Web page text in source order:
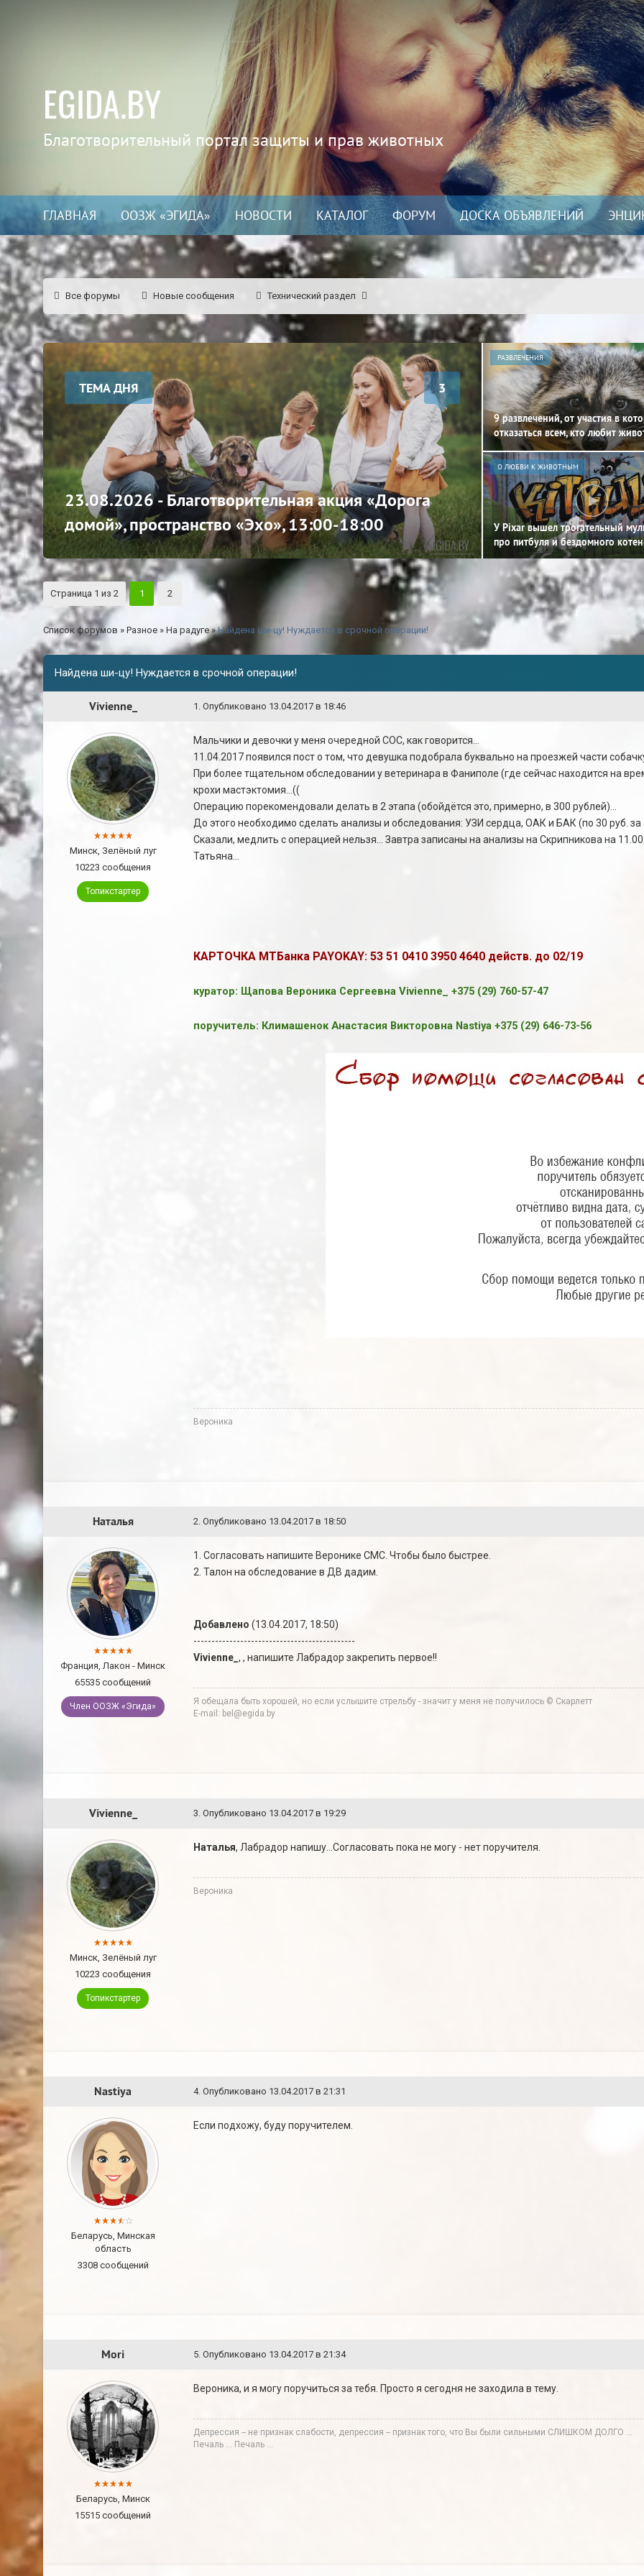
EGIDA.BY
Благотворительный портал защиты и прав животных
ГЛАВНАЯ ООЗЖ «ЭГИДА» НОВОСТИ КАТАЛОГ ФОРУМ ДОСКА ОБЪЯВЛЕНИЙ
Все форумы Новые сообщения Технический раздел
ТЕМА ДНЯ 3
23.08.2026 - Благотворительная акция «Дорога
домой», пространство «Эхо», 13:00-18:00
РАЗВЛЕЧЕНИЯ
9 развлечений, от участия в
отказаться всем, кто любит
О ЛЮБВИ К ЖИВОТНЫМ
У Pixar вышел трогательный
про питбуля и бездомного
Страница 1 из 2 1 2
Список форумов » Разное » На радуге » Найдена ши-цу! Нуждается в срочной операции!
Найдена ши-цу! Нуждается в срочной операции!
Vivienne_ 1 . Опубликовано 13.04.2017 в 18:46
Минск, Зелёный луг
10223 сообщения
Топикстартер
Мальчики и девочки у меня очередной СОС, как говорится...
11.04.2017 появился пост о том, что девушка подобрала буквально на проезжей части
При более тщательном обследовании у ветеринара в Фаниполе (где сейчас находится на
крохи мастэктомия...((
Операцию порекомендовали делать в 2 этапа (обойдётся это, примерно, в 300 рублей)...
До этого необходимо сделать анализы и обследования: УЗИ сердца, ОАК и БАК (по 30 руб. за
Сказали, медлить с операцией нельзя... Завтра записаны на анализы на Скрипникова на
Татьяна...
КАРТОЧКА МТБанка PAYOKAY: 53 51 0410 3950 4640 действ. до 02/19
куратор: Щапова Вероника Сергеевна Vivienne_ +375 (29) 760-57-47
поручитель: Климашенок Анастасия Викторовна Nastiya +375 (29) 646-73-56
Вероника
Наталья 2. Опубликовано 13.04.2017 в 18:50
Франция, Лакон - Минск
65535 сообщений
Член ООЗЖ «Эгида»
1. Согласовать напишите Веронике СМС. Чтобы было быстрее.
2. Талон на обследование в ДВ дадим.
Добавлено (13.04.2017, 18:50)
---------------------------------------------
Vivienne_ , , напишите Лабрадор закрепить первое!!
Я обещала быть хорошей, но если услышите стрельбу - значит у меня не получилось © Скарлетт
E-mail: bel@egida.by
Vivienne_ 3. Опубликовано 13.04.2017 в 19:29
Минск, Зелёный луг
10223 сообщения
Топикстартер
Наталья, Лабрадор напишу...Согласовать пока не могу - нет поручителя.
Вероника
Nastiya 4. Опубликовано 13.04.2017 в 21:31
Беларусь, Минская
область
3308 сообщений
Если подхожу, буду поручителем.
Mori 5. Опубликовано 13.04.2017 в 21:34
Беларусь, Минск
15515 сообщений
Вероника, и я могу поручиться за тебя. Просто я сегодня не заходила в тему.
Депрессия -- не признак слабости, депрессия -- признак того, что Вы были сильными СЛИШКОМ ДОЛГО ...
Печаль ... Печаль ...